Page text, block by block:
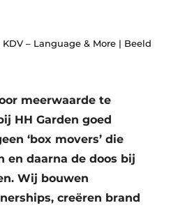
– Language & More | Beeld
meerwaarde te
HH Garden goed
‘box movers’ die
en daarna de doos bij
Wij bouwen
creëren brand